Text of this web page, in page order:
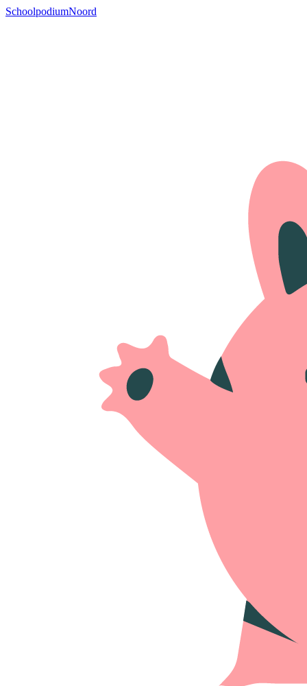
SchoolpodiumNoord